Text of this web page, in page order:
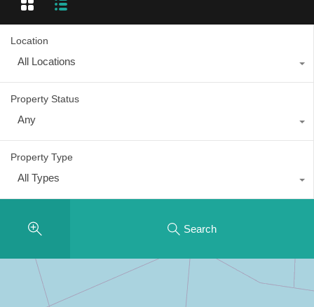
Location
All Locations
Property Status
Any
Property Type
All Types
Search